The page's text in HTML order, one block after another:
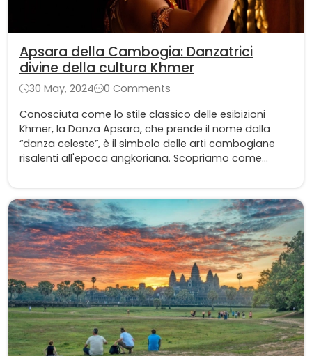
Apsara della Cambogia: Danzatrici
divine della cultura Khmer
30 May, 2024
0 Comments
Conosciuta come lo stile classico delle esibizioni
Khmer, la Danza Apsara, che prende il nome dalla
“danza celeste”, è il simbolo delle arti cambogiane
risalenti all'epoca angkoriana. Scopriamo come
Cambogia.